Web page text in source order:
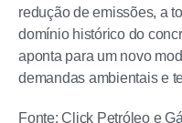
redução de emissões, a
domínio histórico do
aponta para um novo
demandas ambientais e
Fonte: Click Petróleo e